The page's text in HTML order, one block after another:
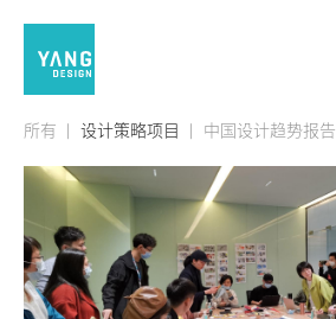
所有 设计策略项目 中国设计趋势报告